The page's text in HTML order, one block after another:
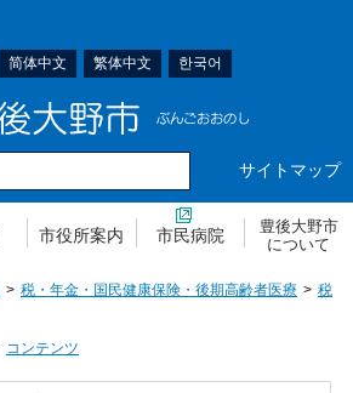
简体中文 繁体中文 한국어
サイトマップ
市役所案内 市民病院
豊後大野市
について
税・年金・国民健康保険・後期高齢者医療
税
コンテンツ